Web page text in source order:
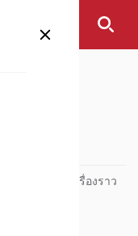
และติดตามทุกเรื่องราว